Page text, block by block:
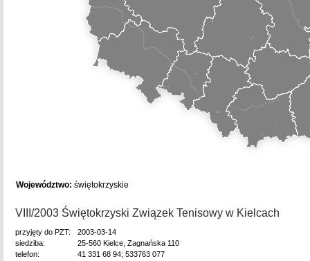
Województwo: świętokrzyskie
VIII/2003 Świętokrzyski Związek Tenisowy w Kielcach
przyjęty do PZT:
2003-03-14
siedziba:
25-560 Kielce, Zagnańska 110
telefon:
41 331 68 94; 533763 077